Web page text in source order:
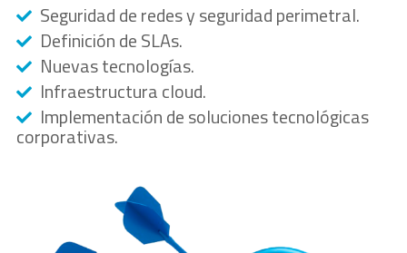
Seguridad de redes y seguridad perimetral.
Definición de SLAs.
Nuevas tecnologías.
Infraestructura cloud.
Implementación de soluciones tecnológicas
corporativas.